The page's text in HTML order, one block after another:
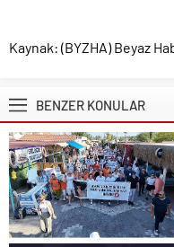
Kaynak: (BYZHA) Beyaz
BENZER KONULAR